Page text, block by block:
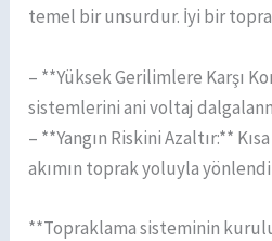
temel bir unsurdur. İyi bir
– **Yüksek Gerilimlere Karşı
sistemlerini ani voltaj
– **Yangın Riskini Azaltır:**
akımın toprak yoluyla
**Topraklama sisteminin